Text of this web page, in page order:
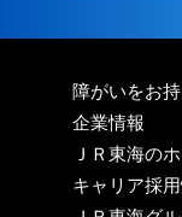
障がいをお
企業情報
ＪＲ東海の
キャリア採